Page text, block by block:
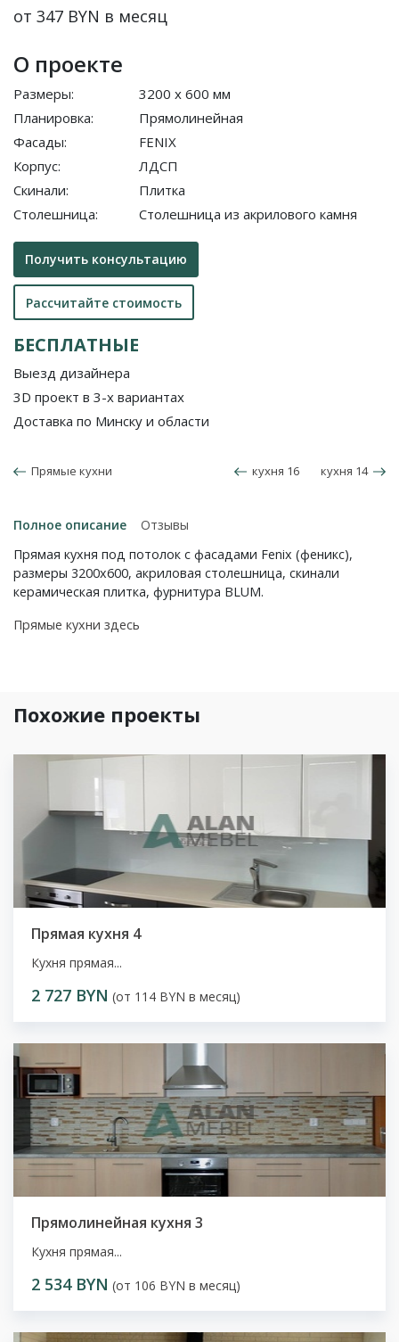
от 347 BYN в месяц
О проекте
Размеры:
Планировка:
Фасады:
Корпус:
Скинали:
Столешница:
3200 x 600 мм
Прямолинейная
FENIX
ЛДСП
Плитка
Cтолешница из акрилового камня
Получить консультацию
Рассчитайте стоимость
БЕСПЛАТНЫЕ
Выезд дизайнера
3D проект в 3-х вариантах
Доставка по Минску и области
Прямые кухни кухня 16 кухня 14
Полное описание
Отзывы
Прямая кухня под потолок c фасадами Fenix (феникс),
размеры 3200х600, акриловая столешница, скинали
керамическая плитка, фурнитура BLUM.
Прямые кухни здесь
Похожие проекты
Прямая кухня 4
Кухня прямая...
2 727 BYN (от 114 BYN в месяц)
Прямолинейная кухня 3
Кухня прямая...
2 534 BYN (от 106 BYN в месяц)